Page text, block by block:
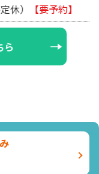
休） 【要予約】